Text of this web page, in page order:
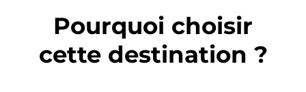
Pourquoi choisir
cette destination ?